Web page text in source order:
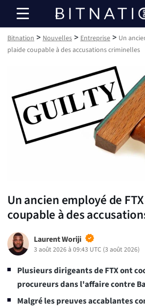
Bitnation
Bitnation > Nouvelles > Entreprise > Un
plaide coupable à des accusations criminelles
Un ancien employé de
coupable à des
Laurent Woriji
3 août 2026 à 09:43 UTC (3 août 2026)
Plusieurs dirigeants de FTX ont
procureurs dans l'affaire contre
Malgré les preuves accablantes